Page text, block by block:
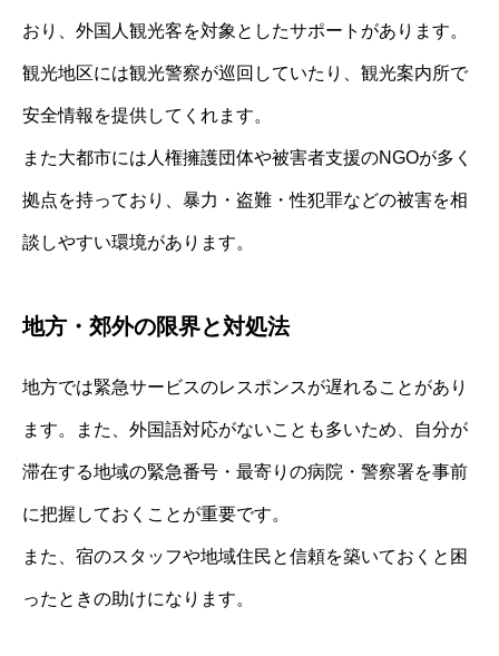
おり、外国人観光客を対象としたサポートがあります。
観光地区には観光警察が巡回していたり、観光案内所で
安全情報を提供してくれます。
また大都市には人権擁護団体や被害者支援のNGOが多く
拠点を持っており、暴力・盗難・性犯罪などの被害を相
談しやすい環境があります。
地方・郊外の限界と対処法
地方では緊急サービスのレスポンスが遅れることがあり
ます。また、外国語対応がないことも多いため、自分が
滞在する地域の緊急番号・最寄りの病院・警察署を事前
に把握しておくことが重要です。
また、宿のスタッフや地域住民と信頼を築いておくと困
ったときの助けになります。